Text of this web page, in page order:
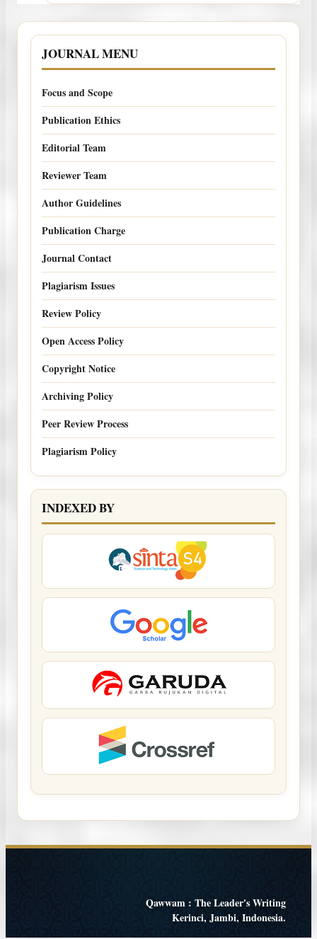
JOURNAL MENU
Focus and Scope
Publication Ethics
Editorial Team
Reviewer Team
Author Guidelines
Publication Charge
Journal Contact
Plagiarism Issues
Review Policy
Open Access Policy
Copyright Notice
Archiving Policy
Peer Review Process
Plagiarism Policy
INDEXED BY